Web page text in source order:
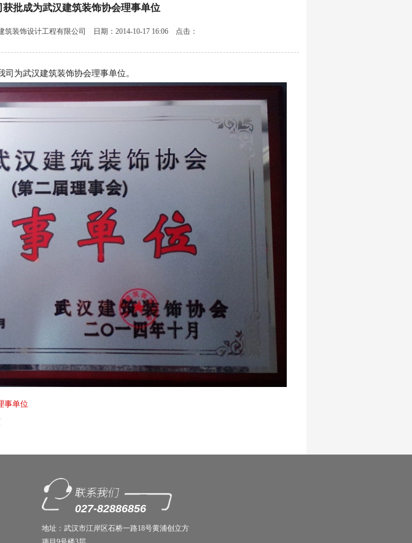
获批成为武汉建筑装饰协会理事单位
筑装饰设计工程有限公司 日期：2014-10-17 16:06 点击：
为武汉建筑装饰协会理事单位。
事单位
027-82886856
地址：武汉市江岸区石桥一路18号黄浦创立方